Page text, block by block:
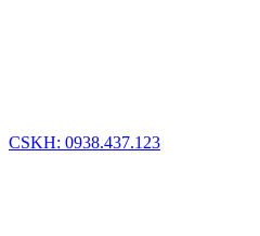
CSKH: 0938.437.123